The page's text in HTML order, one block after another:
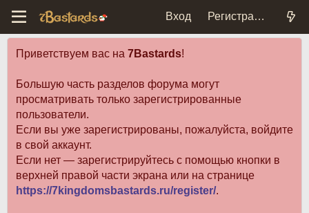
Вход Регистрация
Приветствуем вас на 7Bastards!
Большую часть разделов форума могут
просматривать только зарегистрированные
пользователи.
Если вы уже зарегистрированы, пожалуйста, войдите
в свой аккаунт.
Если нет — зарегистрируйтесь с помощью кнопки в
верхней правой части экрана или на странице
https://7kingdomsbastards.ru/register/.